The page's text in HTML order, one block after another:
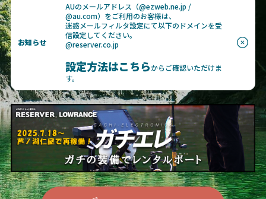
お知らせ
AUのメールアドレス（@ezweb.ne.jp /
@au.com）をご利用のお客様は、
迷惑メールフィルタ設定にて以下のドメインを受
信設定してください。
@reserver.co.jp
設定方法はこちらからご確認いただけま
す。